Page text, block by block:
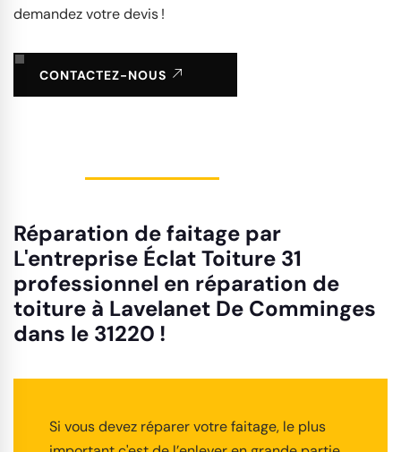
demandez votre devis !
CONTACTEZ-NOUS
Réparation de faitage par
L'entreprise Éclat Toiture 31
professionnel en réparation de
toiture à Lavelanet De Comminges
dans le 31220 !
Si vous devez réparer votre faitage, le plus